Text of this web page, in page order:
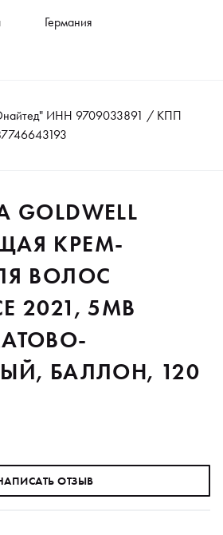
Германия
ИНН 9709033891 / КПП
КРЕМ-
ВОЛОС
2021, 5MB
БАЛЛОН, 120
ОТЗЫВ